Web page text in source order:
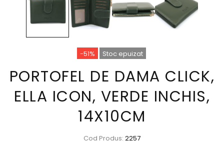
-51% Stoc epuizat
PORTOFEL DE DAMA CLICK,
ELLA ICON, VERDE INCHIS,
14X10CM
Cod Produs: 2257